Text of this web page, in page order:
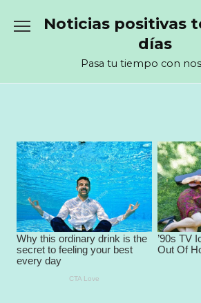
Noticias positivas
días
Pasa tu tiempo con